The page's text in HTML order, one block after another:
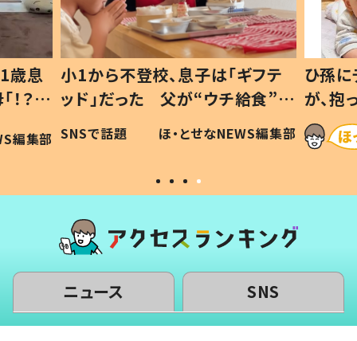
歳息
？」
編集部
小1から不登校、息子は「ギフテ
ッド」だった 父が“ウチ給食”を
作り続ける理由とは #令和の親
#令和の子
SNSで話題 ほ・とせなNEWS編集部
ひ孫
が、
「涙が
い」
ニュース SNS